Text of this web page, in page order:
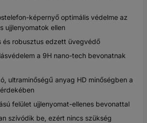
képernyő optimális védelme az
ujjlenyomatok ellen
és robusztus edzett üvegvédő
a 9H nano-tech bevonatnak
ultraminőségű anyag HD minőségben a
felület ujjlenyomat-ellenes bevonattal
szívódik be, ezért nincs szükség